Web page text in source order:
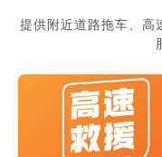
提供附近道路拖车、高